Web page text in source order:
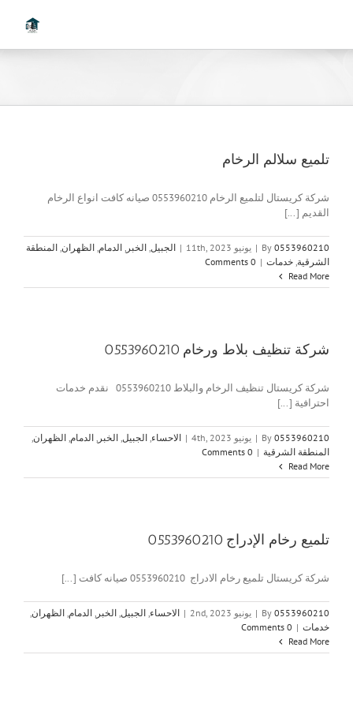
تلميع سلالم الرخام
شركة كريستال لتلميع الرخام 0553960210 صيانه كافت انواع الرخام
القديم [...]
By 0553960210
| يونيو 11th, 2023 | الجبيل الخبر الدمام الظهران المنطقة
الشرقية خدمات |
0 Comments
Read More
شركة تنظيف بلاط ورخام 0553960210
شركة كريستال تنظيف الرخام والبلاط 0553960210 نقدم خدمات
احترافية [...]
By 0553960210
| يونيو 4th, 2023 | الاحساء الجبيل الخبر الدمام الظهران
المنطقة الشرقية |
0 Comments
Read More
تلميع رخام الإدراج 0553960210
شركة كريستال تلميع رخام الادراج 0553960210 صيانه كافت [...]
By 0553960210
| يونيو 2nd, 2023 | الاحساء الجبيل الخبر الدمام الظهران
خدمات |
0 Comments
Read More